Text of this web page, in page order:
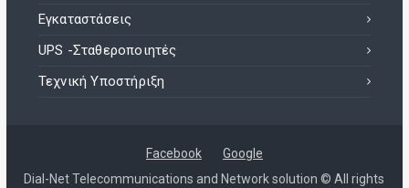
Εγκαταστάσεις
UPS -Σταθεροποιητές
Τεχνική Υποστήριξη
Facebook
Google
Dial-Net Telecommunications and Network solution © All rights